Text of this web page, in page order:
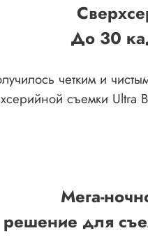
До 30
четким и
съемки Ultra
Мега-
для